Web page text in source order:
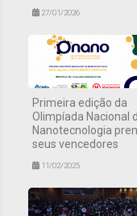
27/01/2026
Primeira edição da
Olimpíada Nacional
Nanotecnologia
seus vencedores
11/02/2025